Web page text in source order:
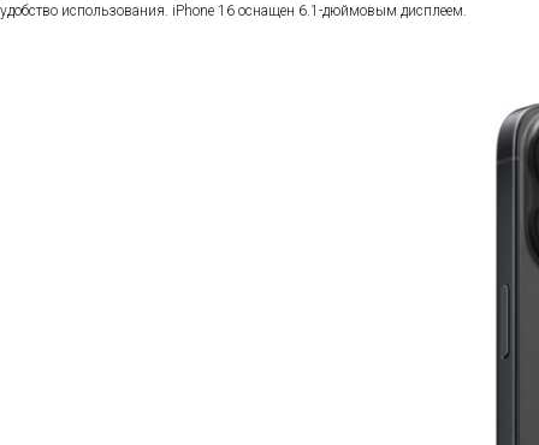
удобство использования. iPhone 16 оснащен 6.1-дюймовым дисплеем.